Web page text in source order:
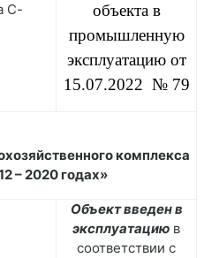
С-
объекта в
промышленную
эксплуатацию от
15.07.2022 № 79
комплекса
– 2020 годах»
Объект введен в
эксплуатацию в
соответствии с